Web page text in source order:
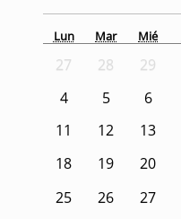
Lun Mar Mié
27 28 29
4
5 6
11
12 13
18
19 20
25
26 27